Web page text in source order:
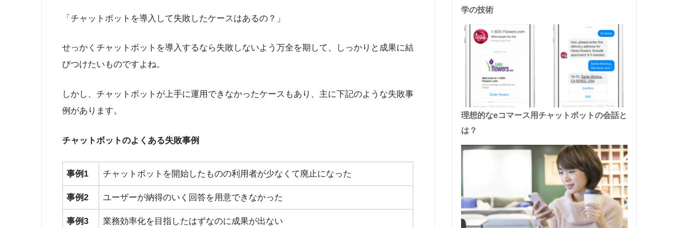
「チャットボットを導入して失敗したケースはあるの？」
せっかくチャットボットを導入するなら失敗しないよう万全を期して、しっかりと成果に結
びつけたいものですよね。
しかし、チャットボットが上手に運用できなかったケースもあり、主に下記のような失敗事
例があります。
チャットボットのよくある失敗事例
事例1 チャットボットを開始したものの利用者が少なくて廃止になった
事例2 ユーザーが納得のいく回答を用意できなかった
事例3 業務効率化を目指したはずなのに成果が出ない
学の技術
理想的なeコマース用チャットボットの会話と
は？